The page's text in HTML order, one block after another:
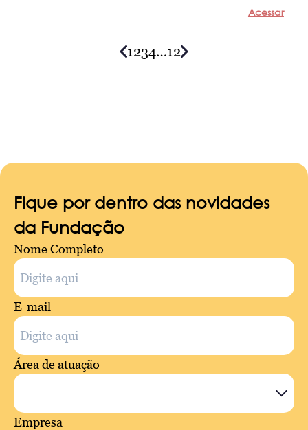
Acessar
1234…12
Fique por dentro das novidades
da Fundação
Nome Completo
E-mail
Área de atuação
Empresa